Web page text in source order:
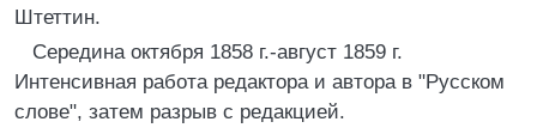
Штеттин.
Середина октября 1858 г.-август 1859 г.
Интенсивная работа редактора и автора в "Русском
слове", затем разрыв с редакцией.